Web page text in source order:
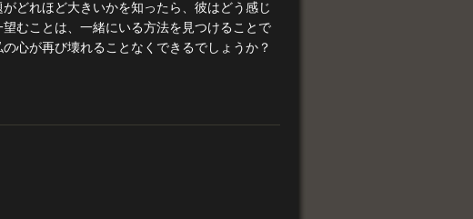
どれほど大きいかを知ったら、彼はどう感じ
むことは、一緒にいる方法を見つけることで
心が再び壊れることなくできるでしょうか？